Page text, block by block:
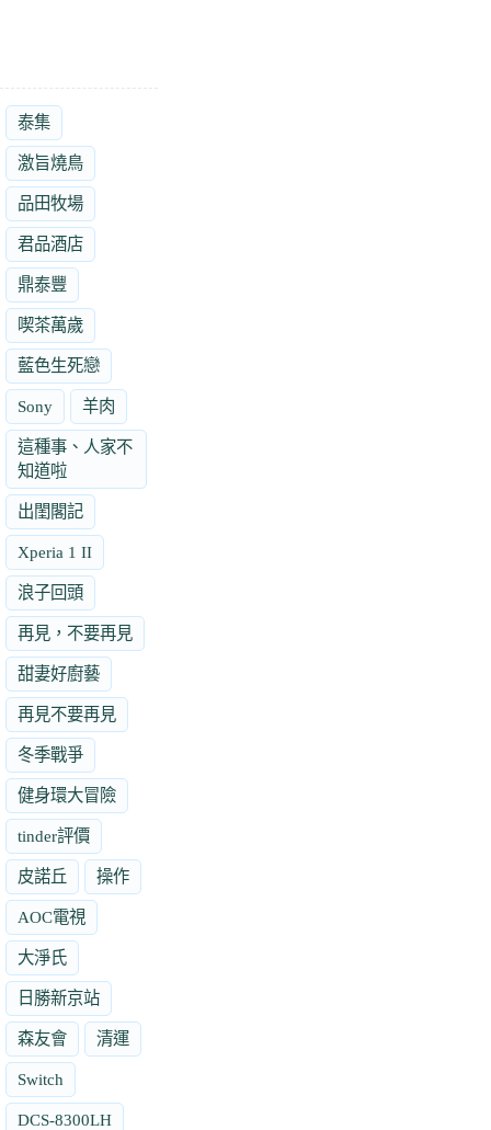
泰集
激旨燒鳥
品田牧場
君品酒店
鼎泰豐
喫茶萬歲
藍色生死戀
Sony 羊肉
這種事、人家不
知道啦
出閨閣記
Xperia 1 II
浪子回頭
再見，不要再見
甜妻好廚藝
再見不要再見
冬季戰爭
健身環大冒險
tinder評價
皮諾丘 操作
AOC電視
大淨氏
日勝新京站
森友會 清運
Switch
DCS-8300LH